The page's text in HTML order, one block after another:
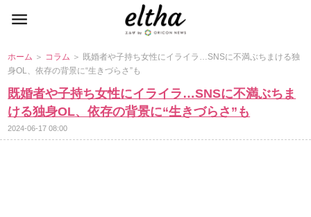
ホーム ＞ コラム ＞ 既婚者や子持ち女性にイライラ…SNSに不満ぶちまける独
身OL、依存の背景に“生きづらさ”も
既婚者や子持ち女性にイライラ…SNSに不満ぶちま
ける独身OL、依存の背景に“生きづらさ”も
2024-06-17 08:00